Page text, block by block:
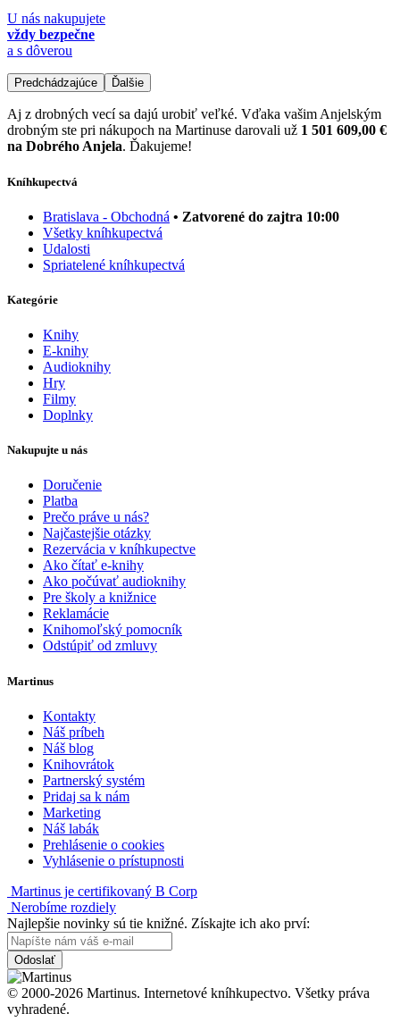
U nás nakupujete
vždy bezpečne
a s dôverou
Predchádzajúce Ďalšie
Aj z drobných vecí sa dajú urobiť veľké. Vďaka vašim Anjelským
drobným ste pri nákupoch na Martinuse darovali už 1 501 609,00 €
na Dobrého Anjela. Ďakujeme!
Kníhkupectvá
Bratislava - Obchodná • Zatvorené do zajtra 10:00
Všetky kníhkupectvá
Udalosti
Spriatelené kníhkupectvá
Kategórie
Knihy
E-knihy
Audioknihy
Hry
Filmy
Doplnky
Nakupujte u nás
Doručenie
Platba
Prečo práve u nás?
Najčastejšie otázky
Rezervácia v kníhkupectve
Ako čítať e-knihy
Ako počúvať audioknihy
Pre školy a knižnice
Reklamácie
Knihomoľský pomocník
Odstúpiť od zmluvy
Martinus
Kontakty
Náš príbeh
Náš blog
Knihovrátok
Partnerský systém
Pridaj sa k nám
Marketing
Náš labák
Prehlásenie o cookies
Vyhlásenie o prístupnosti
Martinus je certifikovaný B Corp
Nerobíme rozdiely
Najlepšie novinky sú tie knižné. Získajte ich ako prví:
Odoslať
© 2000-2026 Martinus. Internetové kníhkupectvo. Všetky práva
vyhradené.